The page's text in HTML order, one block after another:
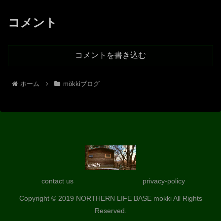
コメント
コメントを書き込む
ホーム mökkiブログ
contact us privacy-policy
Copyright © 2019 NORTHERN LIFE BASE mokki All Rights
Reserved.